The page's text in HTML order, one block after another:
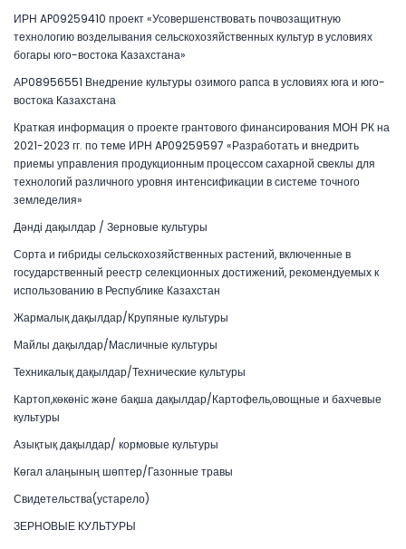
ИРН AP09259410 проект «Усовершенствовать почвозащитную
технологию возделывания сельскохозяйственных культур в условиях
богары юго-востока Казахстана»
АР08956551 Внедрение культуры озимого рапса в условиях юга и юго-
востока Казахстана
Краткая информация о проекте грантового финансирования МОН РК на
2021-2023 гг. по теме ИРН AP09259597 «Разработать и внедрить
приемы управления продукционным процессом сахарной свеклы для
технологий различного уровня интенсификации в системе точного
земледелия»
Дәнді дақылдар / Зерновые культуры
Сорта и гибриды сельскохозяйственных растений, включенные в
государственный реестр селекционных достижений, рекомендуемых к
использованию в Республике Казахстан
Жармалық дақылдар/Крупяные культуры
Майлы дақылдар/Масличные культуры
Техникалық дақылдар/Технические культуры
Картоп,көкөніс және бақша дақылдар/Картофель,овощные и бахчевые
культуры
Азықтық дақылдар/ кормовые культуры
Көгал алаңының шөптер/Газонные травы
Свидетельства(устарело)
ЗЕРНОВЫЕ КУЛЬТУРЫ